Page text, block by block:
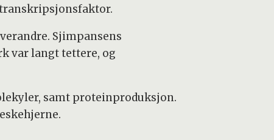
transkripsjonsfaktor.
Sjimpansens
var langt tettere, og
samt proteinproduksjon.